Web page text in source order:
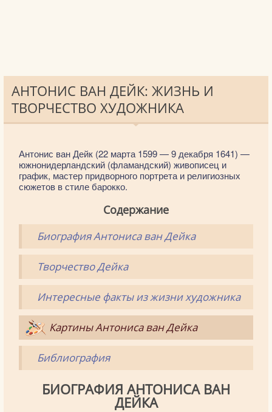
АНТОНИС ВАН ДЕЙК: ЖИЗНЬ И
ТВОРЧЕСТВО ХУДОЖНИКА
Антонис ван Дейк (22 марта 1599 — 9 декабря 1641) —
южнонидерландский (фламандский) живописец и
график, мастер придворного портрета и религиозных
сюжетов в стиле барокко.
Содержание
Биография Антониса ван Дейка
Творчество Дейка
Интересные факты из жизни художника
Картины Антониса ван Дейка
Библиография
БИОГРАФИЯ АНТОНИСА ВАН
ДЕЙКА